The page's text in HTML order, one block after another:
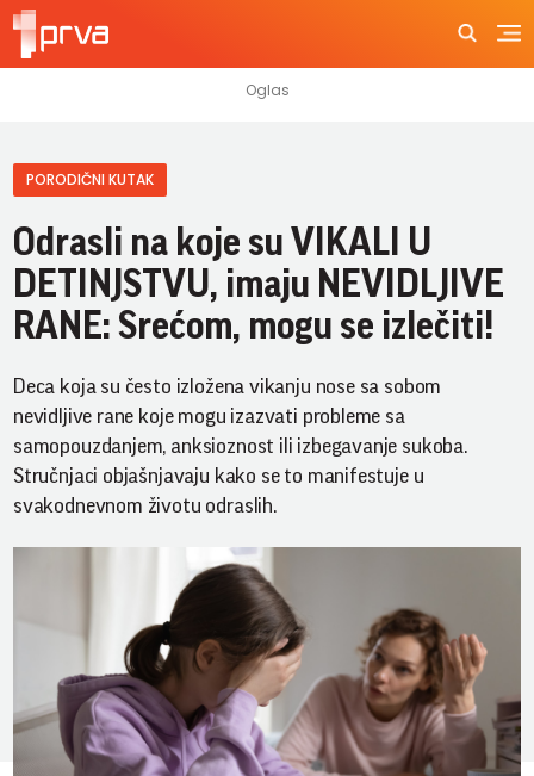
PORODIČNI KUTAK
Odrasli na koje su VIKALI U
DETINJSTVU, imaju NEVIDLJIVE
RANE: Srećom, mogu se izlečiti!
Deca koja su često izložena vikanju nose sa sobom
nevidljive rane koje mogu izazvati probleme sa
samopouzdanjem, anksioznost ili izbegavanje sukoba.
Stručnjaci objašnjavaju kako se to manifestuje u
svakodnevnom životu odraslih.